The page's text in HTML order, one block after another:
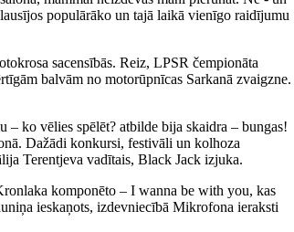
populārāko un tajā laikā vienīgo raidījumu
sacensībās. Reiz, LPSR čempionāta
balvām no motorūpnīcas Sarkanā zvaigzne.
– ko vēlies spēlēt? atbilde bija skaidra – bungas!
Dažādi konkursi, festivāli un kolhoza
Terentjeva vadītais, Black Jack izjuka.
komponēto – I wanna be with you, kas
ieskaņots, izdevniecībā Mikrofona ieraksti